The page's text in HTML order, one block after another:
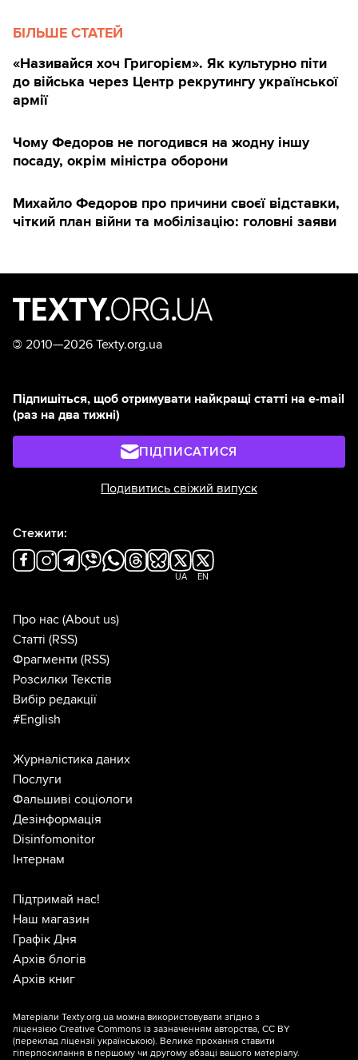
БІЛЬШЕ СТАТЕЙ
«Називайся хоч Григорієм». Як культурно піти
до війська через Центр рекрутингу української
армії
Чому Федоров не погодився на жодну іншу
посаду, окрім міністра оборони
Михайло Федоров про причини своєї відставки,
чіткий план війни та мобілізацію: головні заяви
© 2010—2026 Texty.org.ua
Підпишіться, щоб отримувати найкращі статті на e-mail
(раз на два тижні)
ПІДПИСАТИСЯ
Подивитись свіжий випуск
Стежити:
UA EN
Про нас (About us)
Статті (RSS)
Фрагменти (RSS)
Розсилки Текстів
Вибір редакції
#English
Журналістика даних
Послуги
Фальшиві соціологи
Дезінформація
Disinfomonitor
Інтернам
Підтримай нас!
Наш магазин
Графік Дня
Архів блогів
Архів книг
Матеріали Texty.org.ua можна використовувати згідно з
ліцензією Creative Commons із зазначенням авторства, CC BY
(переклад ліцензії українською). Велике прохання ставити
гіперпосилання в першому чи другому абзаці вашого матеріалу.